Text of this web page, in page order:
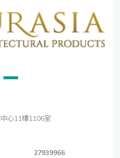
心11樓1106室
27939966